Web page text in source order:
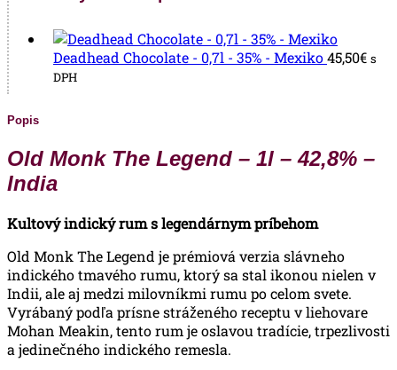
Deadhead Chocolate - 0,7l - 35% - Mexiko45,50€ s
DPH
Popis
Old Monk The Legend – 1l – 42,8% –
India
Kultový indický rum s legendárnym príbehom
Old Monk The Legend je prémiová verzia slávneho
indického tmavého rumu, ktorý sa stal ikonou nielen v
Indii, ale aj medzi milovníkmi rumu po celom svete.
Vyrábaný podľa prísne stráženého receptu v liehovare
Mohan Meakin, tento rum je oslavou tradície, trpezlivosti
a jedinečného indického remesla.